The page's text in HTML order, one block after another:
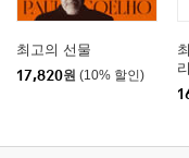
최고의 선물
17,820원 (10% 할인)